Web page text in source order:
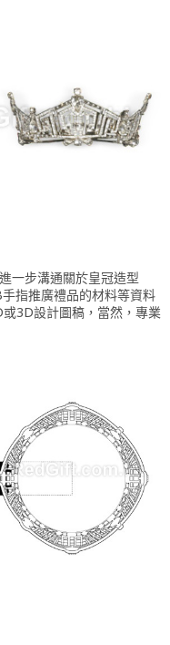
一步溝通關於皇冠造型
指推廣禮品的材料等資料
3D設計圖稿，當然，專業